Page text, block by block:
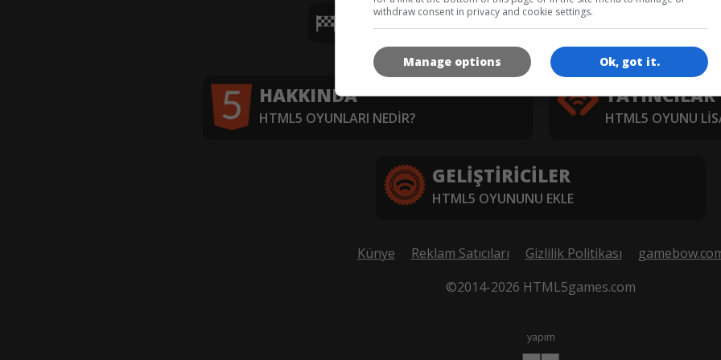
YARIŞ SPOR MULTIPLAYER TÜM
HAKKINDA
HTML5 OYUNLARI NEDIR?
YAYINCILAR
HTML5 OYUNU
GELIŞTIRICILER
HTML5 OYUNUNU EKLE
Künye Reklam Satıcıları Gizlilik Politikası
©2014-2026 HTML5games.com
yapım
withdraw consent in privacy and cookie settings.
Ok, got it.
Manage options